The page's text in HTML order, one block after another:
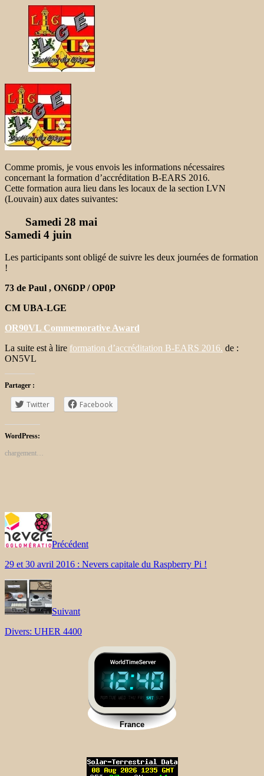
Comme promis, je vous envois les informations nécessaires
concernant la formation d’accréditation B-EARS 2016.
Cette formation aura lieu dans les locaux de la section LVN
(Louvain) aux dates suivantes:
Samedi 28 mai
Samedi 4 juin
Les participants sont obligé de suivre les deux journées de formation
!
73 de Paul , ON6DP / OP0P
CM UBA-LGE
OR90VL Commemorative Award
La suite est à lire formation d’accréditation B-EARS 2016. de :
ON5VL
Partager :
Twitter Facebook
WordPress:
chargement…
Précédent
29 et 30 avril 2016 : Nevers capitale du Raspberry Pi !
Suivant
Divers: UHER 4400